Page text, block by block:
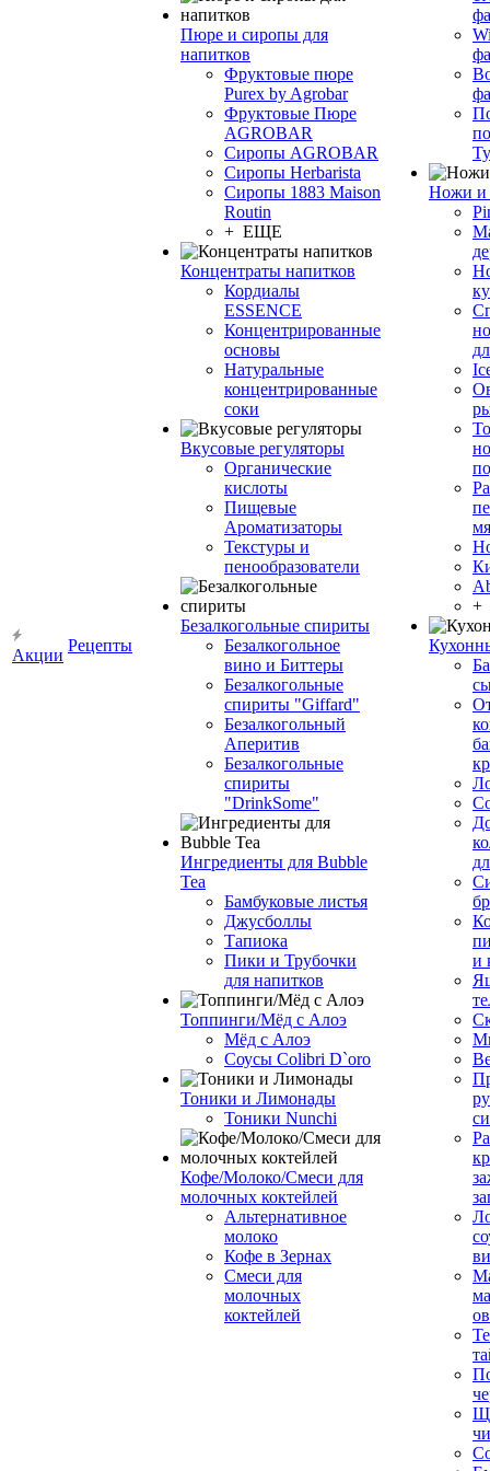
Акции
Рецепты
Пюре и сиропы для
напитков
Фруктовые пюре
Purex by Agrobar
Фруктовые Пюре
AGROBAR
Сиропы AGROBAR
Сиропы Herbarista
Сиропы 1883 Maison
Routin
+ ЕЩЕ
Концентраты напитков
Кордиалы
ESSENCE
Концентрированные
основы
Натуральные
концентрированные
соки
Вкусовые регуляторы
Органические
кислоты
Пищевые
Ароматизаторы
Текстуры и
пенообразователи
Безалкогольные спириты
Безалкогольное
вино и Биттеры
Безалкогольные
спириты "Giffard"
Безалкогольный
Аперитив
Безалкогольные
спириты
"DrinkSome"
Ингредиенты для Bubble
Tea
Бамбуковые листья
Джусболлы
Тапиока
Пики и Трубочки
для напитков
Топпинги/Мёд с Алоэ
Мёд с Алоэ
Соусы Colibri D`oro
Тоники и Лимонады
Тоники Nunchi
Кофе/Молоко/Смеси для
молочных коктейлей
Альтернативное
молоко
Кофе в Зернах
Смеси для
молочных
коктейлей
Ножи и
+
и